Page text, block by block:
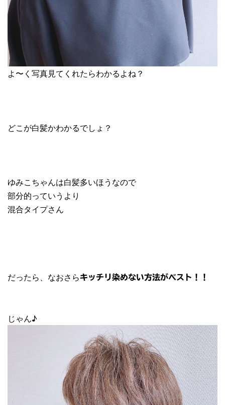
よ〜く写真見てくれたらわかるよね？
どこが白髪かわかるでしょ？
ゆみこちゃんは白髪多いほうなので
部分的っていうより
混合タイプさん
だったら、なおさらキッチリ染めない方法がベスト！！
じゃん♪